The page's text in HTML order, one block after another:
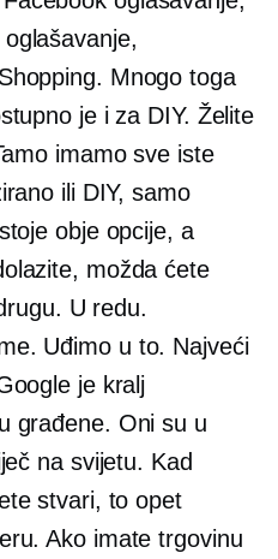
Mnogo toga
je i za DIY. Želite
imamo sve iste
ili DIY, samo
obje opcije, a
možda ćete
U redu.
Uđimo u to. Najveći
je kralj
građene. Oni su u
na svijetu. Kad
stvari, to opet
Ako imate trgovinu